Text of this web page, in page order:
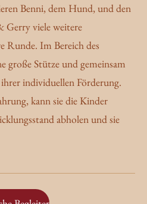
Benni, dem Hund, und den
Gerry viele weitere
Runde. Im Bereich des
große Stütze und gemeinsam
individuellen Förderung.
kann sie die Kinder
abholen und sie